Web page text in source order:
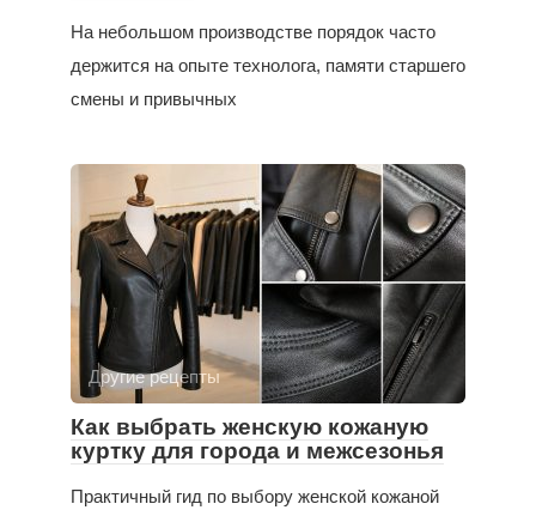
На небольшом производстве порядок часто
держится на опыте технолога, памяти старшего
смены и привычных
Другие рецепты
Как выбрать женскую кожаную
куртку для города и межсезонья
Практичный гид по выбору женской кожаной